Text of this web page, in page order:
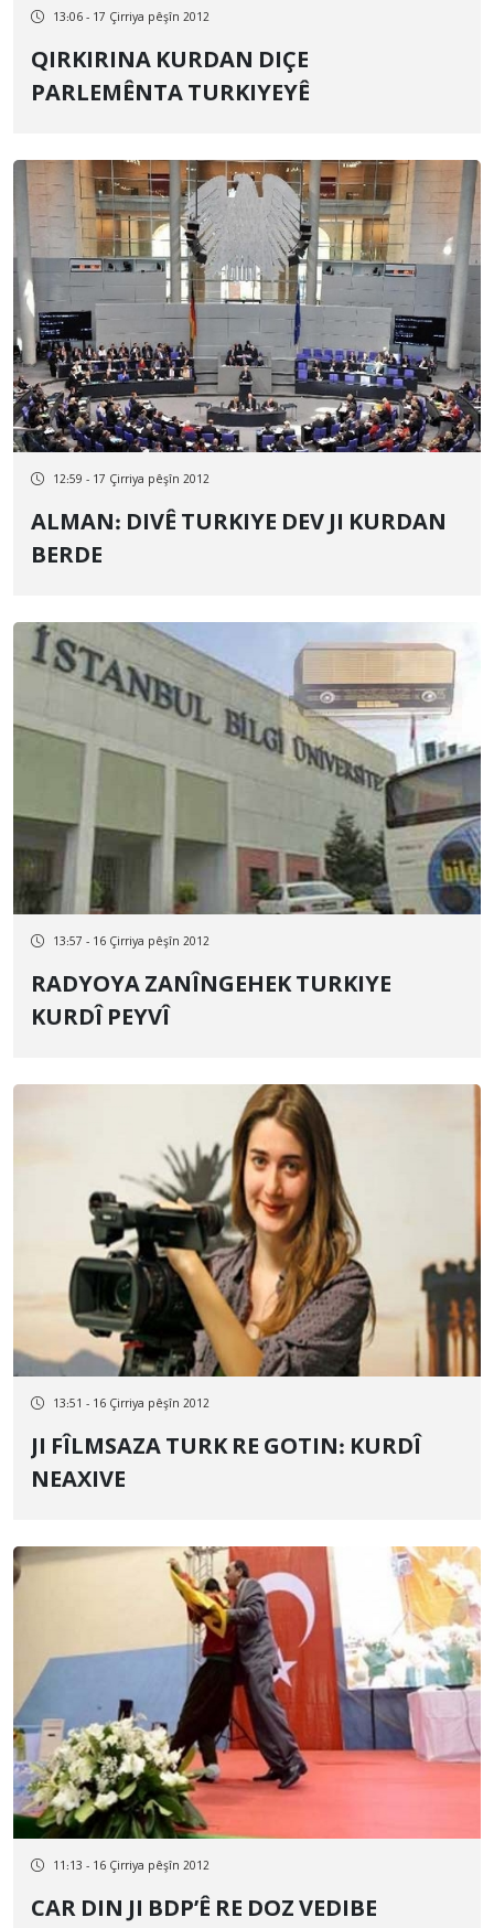
13:06 - 17 Çirriya pêşîn 2012
QIRKIRINA KURDAN DIÇE
PARLEMÊNTA TURKIYEYÊ
12:59 - 17 Çirriya pêşîn 2012
ALMAN: DIVÊ TURKIYE DEV JI KURDAN
BERDE
13:57 - 16 Çirriya pêşîn 2012
RADYOYA ZANÎNGEHEK TURKIYE
KURDÎ PEYVÎ
13:51 - 16 Çirriya pêşîn 2012
JI FÎLMSAZA TURK RE GOTIN: KURDÎ
NEAXIVE
11:13 - 16 Çirriya pêşîn 2012
CAR DIN JI BDP’Ê RE DOZ VEDIBE